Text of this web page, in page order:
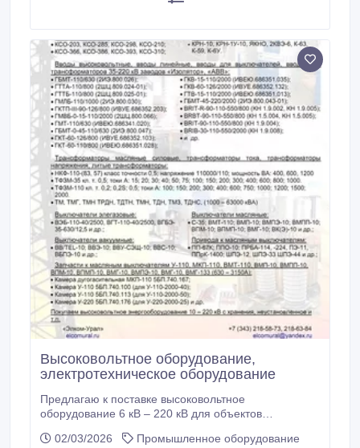
Высоковольтное оборудование,
электротехническое оборудование
Предлагаю к поставке высоковольтное
оборудование 6 кВ – 220 кВ для объектов
производственных процессов. Трансформаторные
02/03/2026
Промышленное оборудование